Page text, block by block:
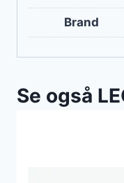
Brand
Se også